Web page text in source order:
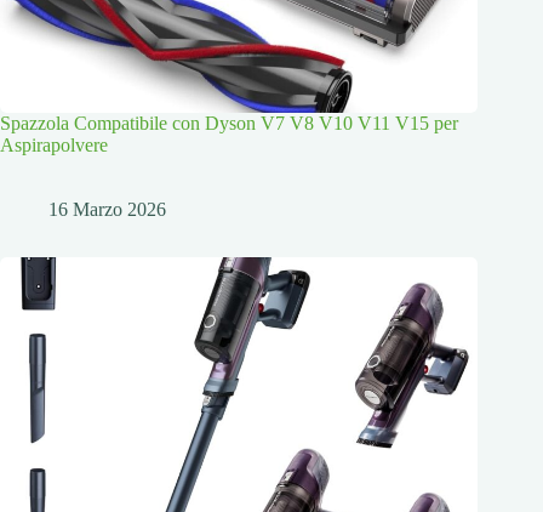
Spazzola Compatibile con Dyson V7 V8 V10 V11 V15 per
Aspirapolvere
16 Marzo 2026